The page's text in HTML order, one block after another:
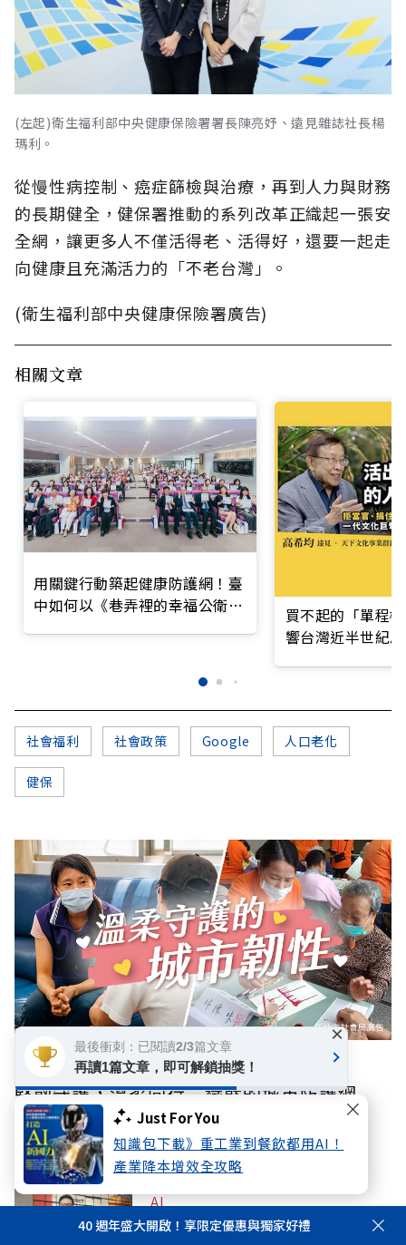
Just For You
知識包下載》重工業到餐飲都用AI！
產業降本增效全攻略
(左起)衛生福利部中央健康保險署署長陳亮妤、遠見雜誌社長楊
瑪利。
從慢性病控制、癌症篩檢與治療，再到人力與財務
的長期健全，健保署推動的系列改革正織起一張安
全網，讓更多人不僅活得老、活得好，還要一起走
向健康且充滿活力的「不老台灣」。
(衛生福利部中央健康保險署廣告)
相關文章
用關鍵行動築起健康防護網！臺
中如何以《巷弄裡的幸福公衛》
買不起的「單程
響台灣近半世紀
社會福利 社會政策 Google 人口老化
健保
數位專題
堅韌守護，溫柔同行：織就的城市防護網
你可能感興趣
AI
AI創新翻轉營運陳規！拉亞漢堡賣出
40 週年盛大開啟！享限定優惠與獨家好禮
最後衝刺：已閱讀2/3篇文章
再讀1篇文章，即可解鎖抽獎！
×